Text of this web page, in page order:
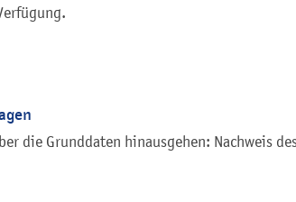
die Grunddaten hinausgehen: Nachweis